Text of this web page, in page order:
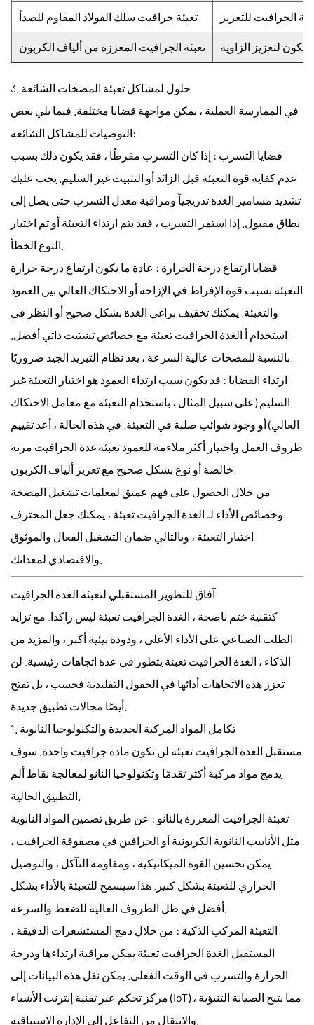
تعبئة جرافيت سلك الفولاذ المقاوم للصدأ
تعبئة الجرافيت المعززة من ألياف الكربون
3. حلول لمشاكل تعبئة المضخات الشائعة
في الممارسة العملية ، يمكن مواجهة قضايا مختلفة. فيما يلي بعض
التوصيات للمشاكل الشائعة:
قضايا التسرب : إذا كان التسرب مفرطًا ، فقد يكون ذلك بسبب
عدم كفاية قوة التعبئة قبل الزائد أو التثبيت غير السليم. يجب عليك
تشديد مسامير الغدة تدريجياً ومراقبة معدل التسرب حتى يصل إلى
نطاق مقبول. إذا استمر التسرب ، فقد يتم ارتداء التعبئة أو تم اختيار
قضايا ارتفاع درجة الحرارة : عادة ما يكون ارتفاع درجة حرارة
التعبئة بسبب قوة الإفراط في الإزاحة أو الاحتكاك العالي بين العمود
والتعبئة. يمكنك تخفيف براغي الغدة بشكل صحيح أو النظر في
استخدام أ الغدة الجرافيت تعبئة مع خصائص تشتيت ذاتي أفضل.
ارتداء القضايا : قد يكون سبب ارتداء العمود هو اختيار التعبئة غير
السليم (على سبيل المثال ، باستخدام التعبئة مع معامل الاحتكاك
العالي) أو وجود شوائب صلبة في التعبئة. في هذه الحالة ، أعد تقييم
ظروف العمل واختيار أكثر ملاءمة للعمود تعبئة غدة الجرافيت مرنة
خالصة
من خلال الحصول على فهم عميق لمعلمات تشغيل المضخة
وخصائص الأداء لـ الغدة الجرافيت تعبئة ، يمكنك جعل المحترف
اختيار التعبئة ، وبالتالي ضمان التشغيل الفعال والموثوق
آفاق للتطوير المستقبلي لتعبئة الغدة الجرافيت
كتقنية ختم ناضجة ، الغدة الجرافيت تعبئة ليس راكدا. مع تزايد
الطلب الصناعي على الأداء الأعلى ، ودودة بيئية أكبر ، والمزيد من
الذكاء ، الغدة الجرافيت تعبئة يتطور في عدة اتجاهات رئيسية. لن
تعزز هذه الاتجاهات أدائها في الحقول التقليدية فحسب ، بل تفتح
1. تكامل المواد المركبة الجديدة والتكنولوجيا النانوية
مستقبل الغدة الجرافيت تعبئة لن تكون مادة جرافيت واحدة. سوف
يدمج مواد مركبة أكثر تقدمًا وتكنولوجيا النانو لمعالجة نقاط ألم
تعبئة الجرافيت المعززة بالنانو : عن طريق تضمين المواد النانوية
مثل الأنابيب النانوية الكربونية أو الجرافين في مصفوفة الجرافيت ،
يمكن تحسين القوة الميكانيكية ، ومقاومة التآكل ، والتوصيل
الحراري للتعبئة بشكل كبير. هذا سيسمح للتعبئة بالأداء بشكل
التعبئة المركب الذكية : من خلال دمج المستشعرات الدقيقة ،
المستقبل الغدة الجرافيت تعبئة يمكن مراقبة ارتداءها ودرجة
الحرارة والتسرب في الوقت الفعلي. يمكن نقل هذه البيانات إلى
مركز تحكم عبر تقنية إنترنت الأشياء (IoT) ، مما يتيح الصيانة التنبؤية